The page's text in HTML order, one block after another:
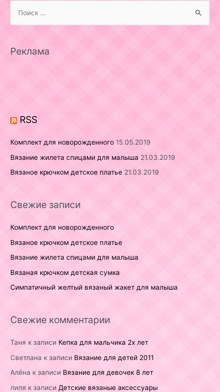
r
:
Реклама
RSS
Комплект для новорожденного 15.05.2019
Вязание жилета спицами для малыша 21.03.2019
Вязаное крючком детское платье 21.03.2019
Свежие записи
Комплект для новорожденного
Вязаное крючком детское платье
Вязание жилета спицами для малыша
Вязаная крючком детская сумка
Симпатичный желтый вязаный жакет для малыша
Свежие комментарии
Таня к записи Кепка для мальчика 2х лет
Светлана к записи Вязание для детей 2011
Алёна к записи Вязание для девочек 8 лет
лиля к записи Детские вязаные аксессуары